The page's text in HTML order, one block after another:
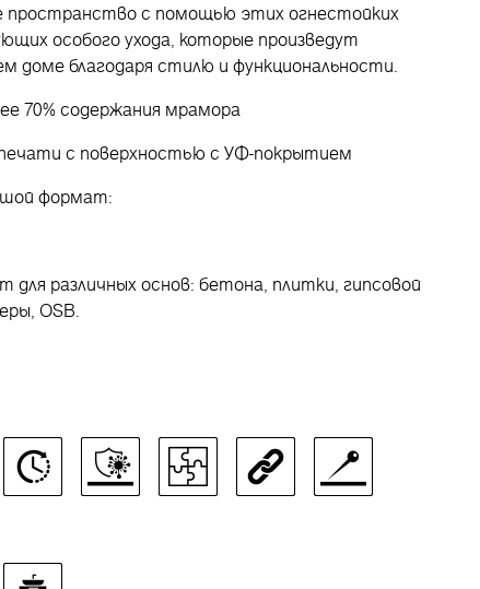
пространство с помощью этих огнестойких
особого ухода, которые произведут
доме благодаря стилю и функциональности.
70% содержания мрамора
с поверхностью с УФ-покрытием
формат:
для различных основ: бетона, плитки, гипсовой
OSB.